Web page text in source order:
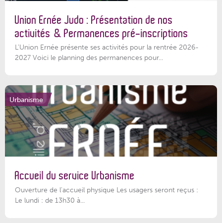
Union Ernée Judo : Présentation de nos
activités & Permanences pré-inscriptions
L'Union Ernée présente ses activités pour la rentrée 2026-
2027 Voici le planning des permanences pour...
Urbanisme
Accueil du service Urbanisme
Ouverture de l'accueil physique Les usagers seront reçus :
Le lundi : de 13h30 à...